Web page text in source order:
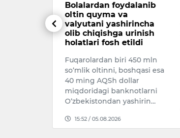
Bolalardan foydalanib
oltin quyma va
valyutani yashirincha
olib chiqishga urinish
holatlari fosh etildi
Fuqarolardan biri 450 mln
so‘mlik oltinni, boshqasi esa
40 ming AQSh dollar
miqdoridagi banknotlarni
O‘zbekistondan yashirin…
15:52 / 05.08.2026